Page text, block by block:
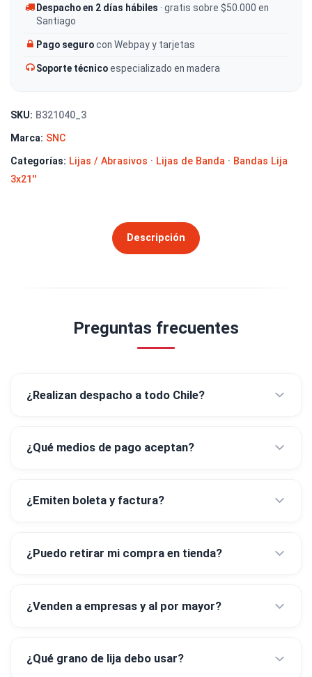
Despacho en 2 días hábiles · gratis sobre $50.000 en
Santiago
Pago segurocon Webpay y tarjetas
Soporte técnicoespecializado en madera
SKU: B321040_3
Marca: SNC
Categorías: Lijas / Abrasivos · Lijas de Banda · Bandas Lija
3x21''
Descripción
Preguntas frecuentes
¿Realizan despacho a todo Chile?
¿Qué medios de pago aceptan?
¿Emiten boleta y factura?
¿Puedo retirar mi compra en tienda?
¿Venden a empresas y al por mayor?
¿Qué grano de lija debo usar?